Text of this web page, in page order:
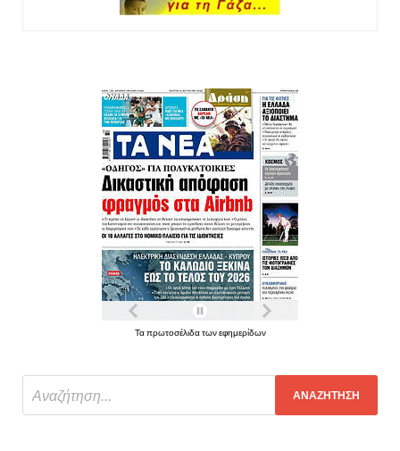
Τα πρωτοσέλιδα των εφημερίδων